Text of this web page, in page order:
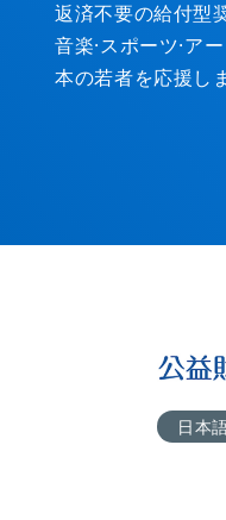
Entry
返済不要の給付型
音楽·スポーツ·ア
本の若者を応援し
日本